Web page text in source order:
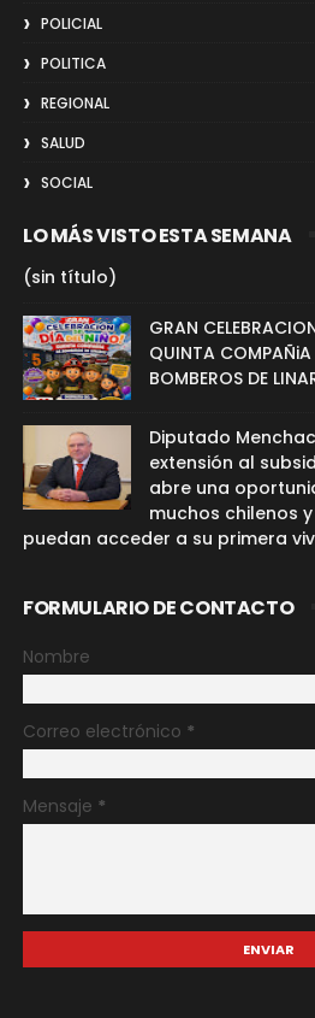
POLICIAL
POLITICA
REGIONAL
SALUD
SOCIAL
LO MÁS VISTO ESTA SEMANA
(sin título)
GRAN
QUINTA COMPAÑiA
BOMBEROS DE
Diputado
extensión al
abre una
muchos chilenos
puedan acceder a su primera
FORMULARIO DE CONTACTO
Nombre
Correo electrónico *
Mensaje *